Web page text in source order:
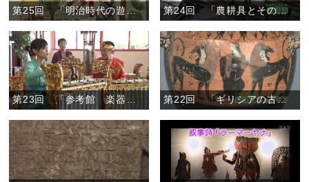
第25回 「明治時代の遊びと学び」 第24回 「農耕具とその周辺」
第23回 「参考館 楽器アラカルト」 第22回 「ギリシアの古代美術」